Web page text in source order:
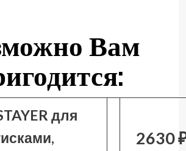
Вам
для
2630